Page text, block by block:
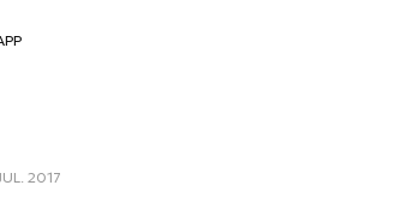
2017